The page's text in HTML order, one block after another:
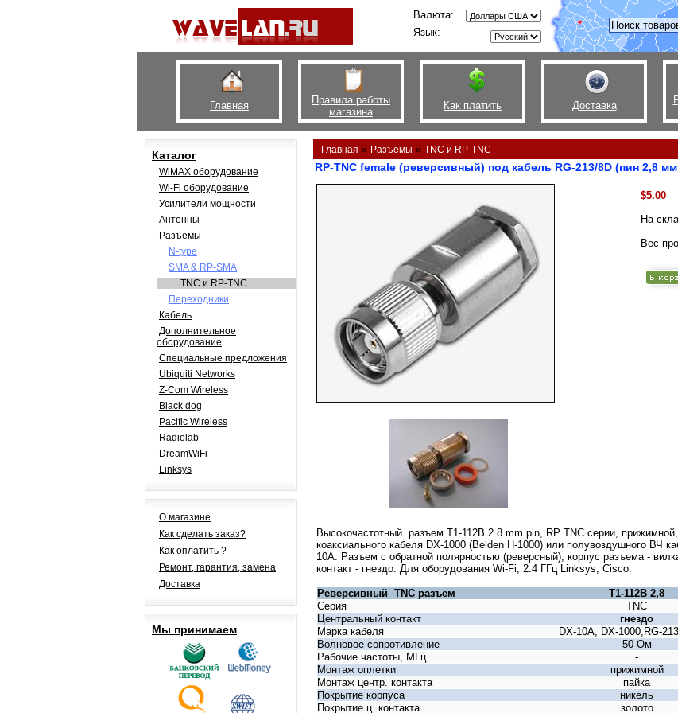
Валюта:
Язык:
Главная
Правила работы
магазина
Как платить Доставка
Каталог
WiMAX оборудование
Wi-Fi оборудование
Усилители мощности
Антенны
Разъемы
N-type
SMA & RP-SMA
TNC и RP-TNC
Переходники
Кабель
Дополнительное
оборудование
Специальные предложения
Ubiquiti Networks
Z-Com Wireless
Black dog
Pacific Wireless
Radiolab
DreamWiFi
Linksys
О магазине
Как сделать заказ?
Как оплатить ?
Ремонт, гарантия, замена
Доставка
Мы принимаем
Главная » Разъемы » TNC и RP-TNC
RP-TNC female (реверсивный) под кабель RG-213/8D (пин 2,8
$5.00
На
Вес
Высокочастотный разъем T1-112B 2.8 mm pin, RP TNC серии,
коаксиального кабеля DX-1000 (Belden H-1000) или полувоздушного ВЧ
10A. Разъем с обратной полярностью (реверсный), корпус разъема -
контакт - гнездо. Для оборудования Wi-Fi, 2.4 ГГц Linksys, Cisco.
Реверсивный TNC разъем
T1-112B 2,8
Серия
TNC
Центральный контакт
гнездо
Марка кабеля
DX-10A, DX-1000,RG-
Волновое сопротивление
50 Ом
Рабочие частоты, МГц
-
Монтаж оплетки
прижимной
Монтаж центр. контакта
пайка
Покрытие корпуса
никель
Покрытие ц. контакта
золото